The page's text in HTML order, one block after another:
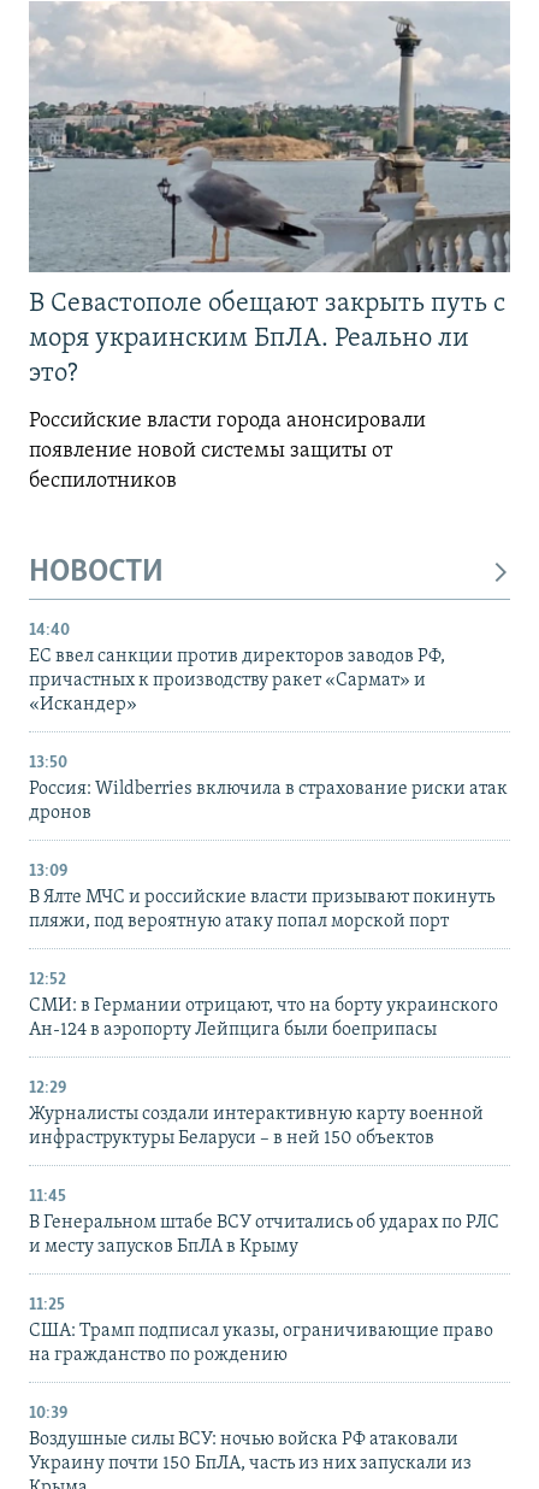
В Севастополе обещают закрыть путь с
моря украинским БпЛА. Реально ли
это?
Российские власти города анонсировали
появление новой системы защиты от
беспилотников
НОВОСТИ
14:40
ЕС ввел санкции против директоров заводов РФ,
причастных к производству ракет «Сармат» и
«Искандер»
13:50
Россия: Wildberries включила в страхование риски атак
дронов
13:09
В Ялте МЧС и российские власти призывают покинуть
пляжи, под вероятную атаку попал морской порт
12:52
СМИ: в Германии отрицают, что на борту украинского
Ан-124 в аэропорту Лейпцига были боеприпасы
12:29
Журналисты создали интерактивную карту военной
инфраструктуры Беларуси – в ней 150 объектов
11:45
В Генеральном штабе ВСУ отчитались об ударах по РЛС
и месту запусков БпЛА в Крыму
11:25
США: Трамп подписал указы, ограничивающие право
на гражданство по рождению
10:39
Воздушные силы ВСУ: ночью войска РФ атаковали
Украину почти 150 БпЛА, часть из них запускали из